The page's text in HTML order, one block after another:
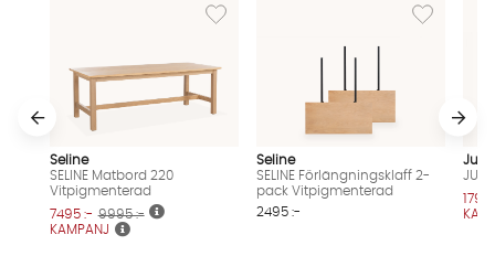
Lägg till i önskelista: SELINE Matbord 220
Seline
SELINE Matbord 220
Vitpigmenterad
KAMPANJ
7495 :- 9995 :-
Lägg till i
Seline
SELINE Förlängningsklaff 2-
pack Vitpigmenterad
2495 :-
sparas i upp till 24 timmar för att kunna hjälpa dig. Vi delar
Jag godkänner att konversationen sparas
Starta chatten